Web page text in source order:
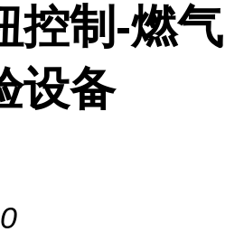
控制-燃气
设备